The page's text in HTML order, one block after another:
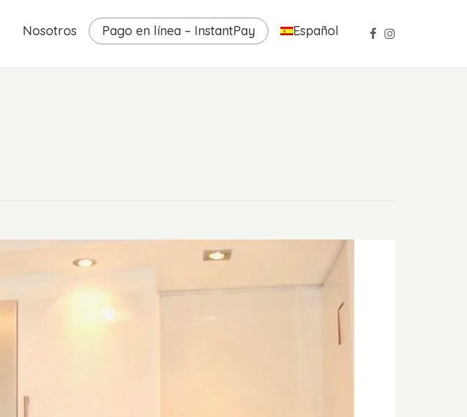
Nosotros Pago en línea – InstantPay Español